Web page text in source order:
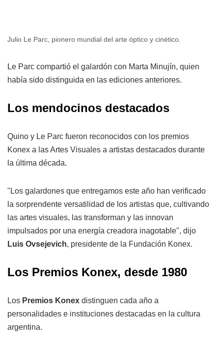
Julio Le Parc, pionero mundial del arte óptico y cinético.
Le Parc compartió el galardón con Marta Minujín, quien
había sido distinguida en las ediciones anteriores.
Los mendocinos destacados
Quino y Le Parc fueron reconocidos con los premios
Konex a las Artes Visuales a artistas destacados durante
la última década.
"Los galardones que entregamos este año han verificado
la sorprendente versatilidad de los artistas que, cultivando
las artes visuales, las transforman y las innovan
impulsados por una energía creadora inagotable", dijo
Luis Ovsejevich, presidente de la Fundación Konex.
Los Premios Konex, desde 1980
Los Premios Konex distinguen cada año a
personalidades e instituciones destacadas en la cultura
argentina.